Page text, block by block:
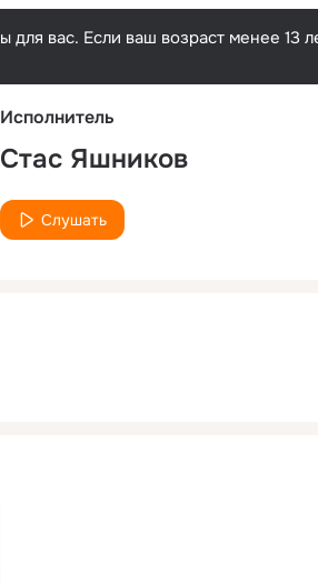
вас. Если ваш возраст менее 13
Исполнитель
Стас Яшников
Слушать